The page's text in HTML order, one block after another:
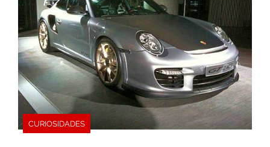
CURIOSIDADES